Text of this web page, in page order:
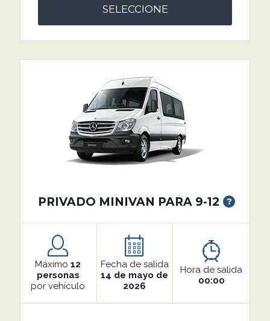
SELECCIONE
PRIVADO MINIVAN PARA 9-12 ?
Máximo12
personas
por vehículo
Fecha de salida
14 de mayo de
2026
Hora de salida
00:00